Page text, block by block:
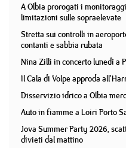
A Olbia prorogati i
limitazioni sulle sopraelevate
Stretta sui controlli in
contanti e sabbia rubata
Nina Zilli in concerto lunedì a
Il Cala di Volpe approda
Disservizio idrico a Olbia
Auto in fiamme a Loiri Porto
Jova Summer Party 2026,
divieti dal mattino